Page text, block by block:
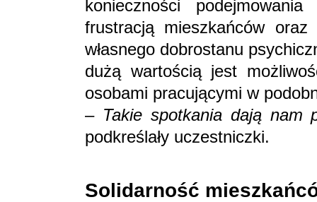
konieczności
frustracją mieszkańców
własnego dobrostanu
dużą wartością jest
osobami pracującymi w
–Takie spotkania dają nam
podkreślały uczestniczki.
Solidarność